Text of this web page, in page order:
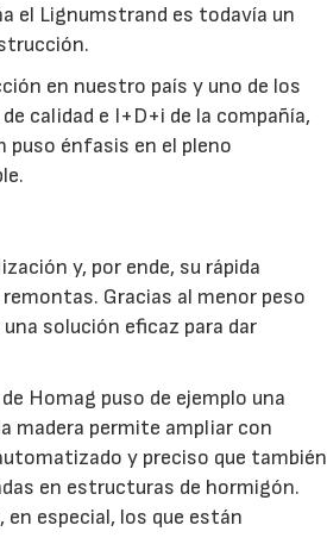
el Lignumstrand es todavía un
en nuestro país y uno de los
calidad e I+D+i de la compañía,
puso énfasis en el pleno
y, por ende, su rápida
Gracias al menor peso
solución eficaz para dar
Homag puso de ejemplo una
madera permite ampliar con
y preciso que también
en estructuras de hormigón.
especial, los que están